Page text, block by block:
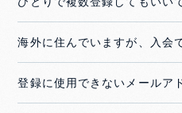
海外に住んでいますが、入会
登録に使用できないメールア